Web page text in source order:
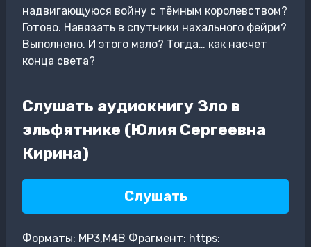
надвигающуюся войну с тёмным королевством?
Готово. Навязать в спутники нахального фейри?
Выполнено. И этого мало? Тогда… как насчет
конца света?
Слушать аудиокнигу Зло в
эльфятнике (Юлия Сергеевна
Кирина)
Слушать
Форматы: MP3,M4B Фрагмент: https: